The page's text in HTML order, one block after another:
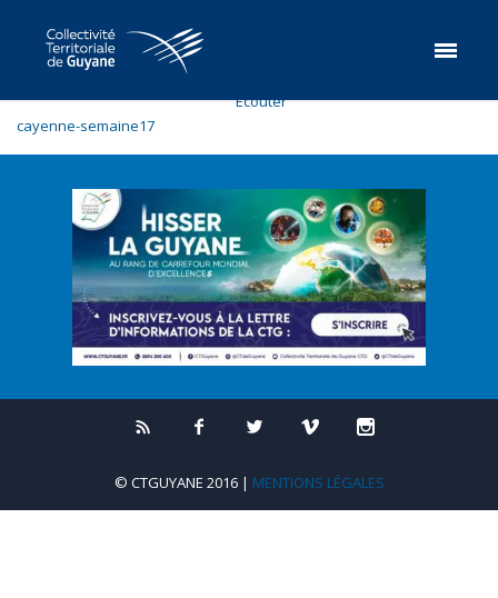
Ecouter
cayenne-semaine17
© CTGUYANE 2016 | MENTIONS LÉGALES